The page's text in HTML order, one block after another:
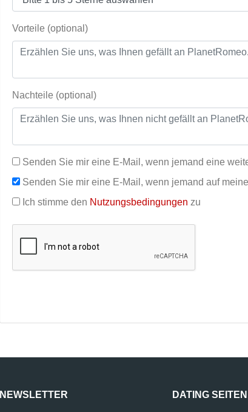
Vorteile (optional)
Nachteile (optional)
Senden Sie mir eine E-Mail, wenn jemand eine
Senden Sie mir eine E-Mail, wenn jemand auf
Ich stimme den Nutzungsbedingungen zu
NEWSLETTER DATING SEITEN